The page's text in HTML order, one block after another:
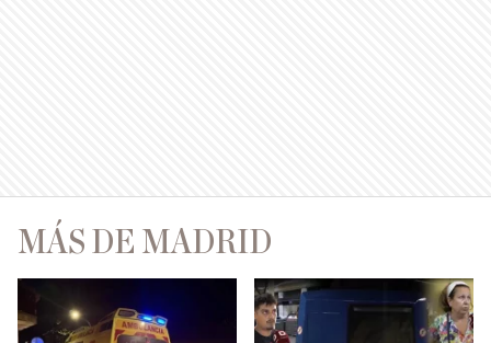
MÁS DE MADRID